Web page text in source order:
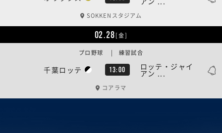
SOKKENスタジアム
02.28[金]
千葉ロッテ 13:00 ロッテ・ジャイ
アン ...
プロ野球 | 練習試合
コアラマ